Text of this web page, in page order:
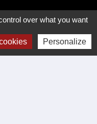
over what you want
Personalize